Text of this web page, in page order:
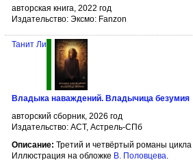
авторская книга, 2022 год
Издательство: Эксмо: Fanzon
Танит Ли
Владыка наваждений. Владычица безумия
авторский сборник, 2026 год
Издательство: АСТ, Астрель-СПб
Описание: Третий и четвёртый романы цикла
Иллюстрация на обложке В. Половцева.